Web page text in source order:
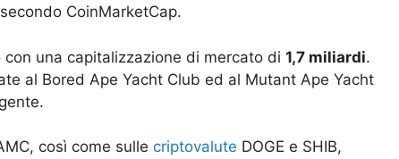
CoinMarketCap.
una capitalizzazione di mercato di 1,7 miliardi.
al Bored Ape Yacht Club ed al Mutant Ape Yacht
così come sulle criptovalute DOGE e SHIB,